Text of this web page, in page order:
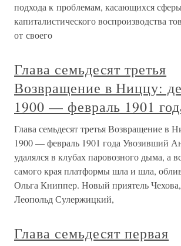
подхода к проблемам, касающихся
капиталистического воспроизводства
от своего
Глава семьдесят третья
Возвращение в Ниццу:
1900 — февраль 1901
Глава семьдесят третья Возвращение в
1900 — февраль 1901 года Увозивший
удалялся в клубах паровозного дыма, а
самого края платформы шла и шла,
Ольга Книппер. Новый приятель Чехова,
Леопольд Сулержицкий,
Глава семьдесят первая